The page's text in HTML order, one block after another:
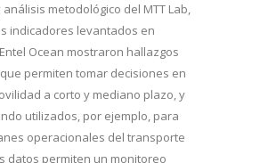
metodológico del MTT Lab,
indicadores levantados en
Ocean mostraron hallazgos
permiten tomar decisiones en
a corto y mediano plazo, y
utilizados, por ejemplo, para
operacionales del transporte
datos permiten un monitoreo